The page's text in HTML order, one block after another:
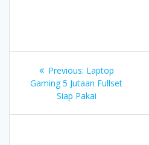
Post
navigation
Previous: Previous
post:
Laptop
Gaming 5 Jutaan Fullset
Siap Pakai